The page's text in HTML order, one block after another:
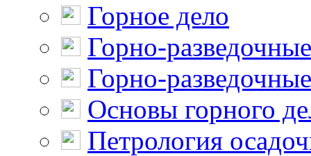
Горное дело
Горно-
Горно-
Основы горного
Петрология